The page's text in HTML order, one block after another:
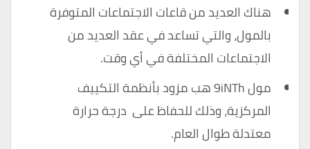
هناك العديد من قاعات الاجتماعات المتوفرة
بالمول، والتي تساعد في عقد العديد من
الاجتماعات المختلفة في أي وقت.
مول 9iNTh هب مزود بأنظمة التكييف
المركزية، وذلك للحفاظ على درجة حرارة
معتدلة طوال العام.